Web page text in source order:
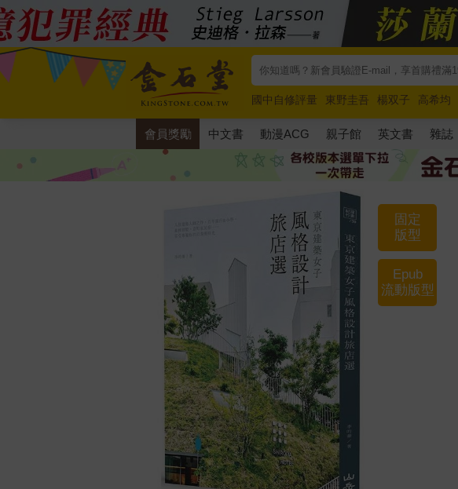
國中自修評量 東野圭吾 楊双子 高希均
唯紅花綻放
奧德賽 路邊攤新作 馬斯克
會員獎勵 中文書 動漫ACG 親子館 英文書 雜誌
固定
版型
Epub
流動版型